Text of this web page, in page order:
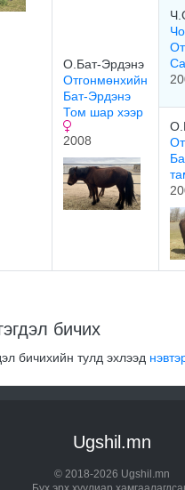
О.Бат-Эрдэнэ
Отгонмөнхийн
Бат-Эрдэнэ
Том шар хээр
2008
бичих
бичихийн тулд эхлээд
Ugshil.mn
© 2018-2026 Ugshil.mn